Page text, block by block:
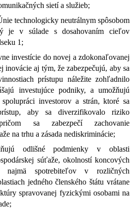
sietí a služieb;
technologicky neutrálnym spôsobom
je v súlade s dosahovaním cieľov
1;
investície do novej a zdokonaľovanej
inovácie aj tým, že zabezpečujú, aby sa
prístupu náležite zohľadnilo
investujúce podniky, a umožňujú
investorov a strán, ktoré sa
aby sa diverzifikovalo riziko
sa zabezpečí zachovanie
na trhu a zásada nediskriminácie;
odlišné podmienky v oblasti
súťaže, okolností koncových
najmä spotrebiteľov v rozličných
jedného členského štátu vrátane
spravovanej fyzickými osobami na